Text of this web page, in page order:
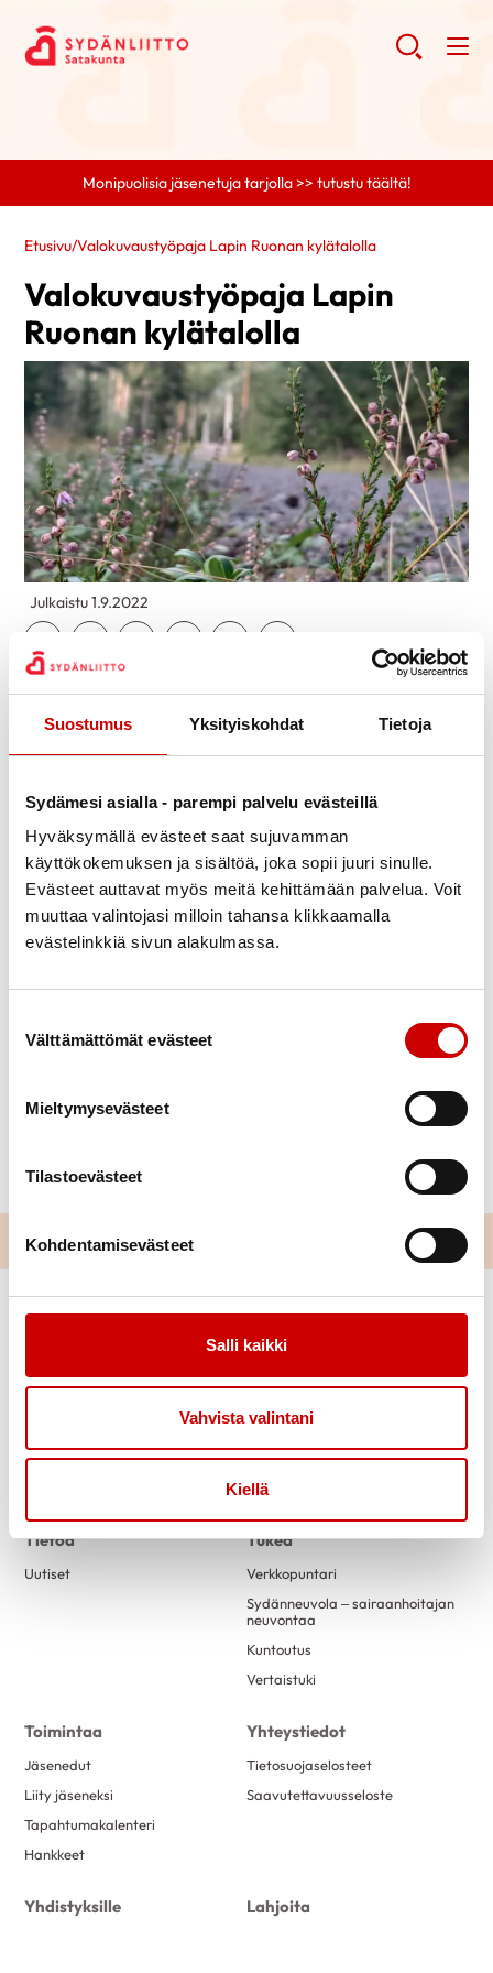
Suostumus Yksityiskohdat Tietoja
Sydämesi asialla - parempi palvelu evästeillä
Hyväksymällä evästeet saat sujuvamman
käyttökokemuksen ja sisältöä, joka sopii juuri sinulle.
Evästeet auttavat myös meitä kehittämään palvelua. Voit
muuttaa valintojasi milloin tahansa klikkaamalla
evästelinkkiä sivun alakulmassa.
Välttämättömät evästeet
Mieltymysevästeet
Tilastoevästeet
Kohdentamisevästeet
Salli kaikki
Vahvista valintani
Kiellä
Monipuolisia jäsenetuja tarjolla >> tutustu täältä!
Etusivu/Valokuvaustyöpaja Lapin Ruonan kylätalolla
Valokuvaustyöpaja Lapin
Ruonan kylätalolla
Julkaistu 1.9.2022
Jaa Whatsapp
Jaa Facebook
Jaa TwitterJaa Linkedin
Jaa EmailJaa Print
Satakunnan sydänpiiri järjesti Meidän kylä-
sanoinkuvattu taiteen ja kulttuurin keinoin hanke
toimintaa 31.8. Lapin Ruonan kyläyhdistyksen
henkeä. Alkuun oli Powerpoint esitys Meidän kylä-
hankkeesta ja vähän käytännön asiaa puhelimella
valokuvaamisesta ja sitten päästiinkin havannoimaan
ja valokuvaamaan kylätalon ympäristöä.
Tarkoituksena oli kuvata mieli avoinna ja uteliaana ja
maaseuturahasto sekä Leader Ravakka.
Lue lisää hankkeesta:
Lapin Ruonan kylä 12.9. klo 17-19
Tietoa
Uutiset
Tukea
Verkkopuntari
Sydänneuvola – sairaanhoitajan
neuvontaa
Kuntoutus
Vertaistuki
Toimintaa
Jäsenedut
Liity jäseneksi
Tapahtumakalenteri
Hankkeet
Yhteystiedot
Tietosuojaselosteet
Saavutettavuusseloste
Yhdistyksille Lahjoita